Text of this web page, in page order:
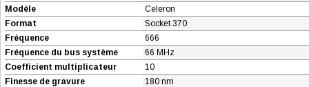
Modèle
Celeron
Format
Socket 370
Fréquence
666
Fréquence du bus système
66 MHz
Coefficient multiplicateur
10
Finesse de gravure
180 nm